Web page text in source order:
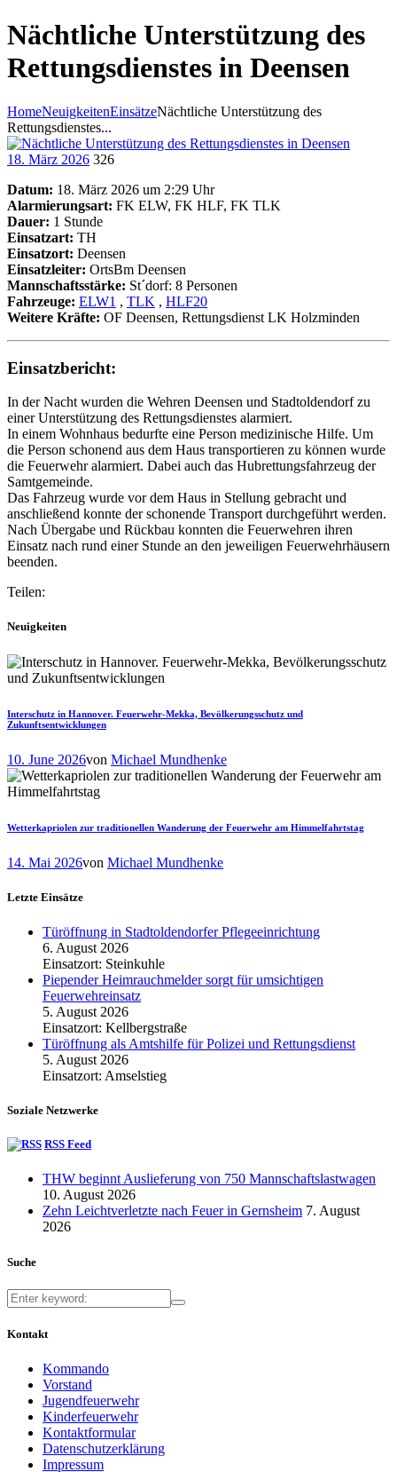
Nächtliche Unterstützung des
Rettungsdienstes in Deensen
HomeNeuigkeitenEinsätzeNächtliche Unterstützung des
Rettungsdienstes...
18. März 2026 326
Datum: 18. März 2026 um 2:29 Uhr
Alarmierungsart: FK ELW, FK HLF, FK TLK
Dauer: 1 Stunde
Einsatzart: TH
Einsatzort: Deensen
Einsatzleiter: OrtsBm Deensen
Mannschaftsstärke: St´dorf: 8 Personen
Fahrzeuge: ELW1 , TLK , HLF20
Weitere Kräfte: OF Deensen, Rettungsdienst LK Holzminden
Einsatzbericht:
In der Nacht wurden die Wehren Deensen und Stadtoldendorf zu
einer Unterstützung des Rettungsdienstes alarmiert.
In einem Wohnhaus bedurfte eine Person medizinische Hilfe. Um
die Person schonend aus dem Haus transportieren zu können wurde
die Feuerwehr alarmiert. Dabei auch das Hubrettungsfahrzeug der
Samtgemeinde.
Das Fahrzeug wurde vor dem Haus in Stellung gebracht und
anschließend konnte der schonende Transport durchgeführt werden.
Nach Übergabe und Rückbau konnten die Feuerwehren ihren
Einsatz nach rund einer Stunde an den jeweiligen Feuerwehrhäusern
beenden.
Teilen:
Neuigkeiten
Interschutz in Hannover. Feuerwehr-Mekka, Bevölkerungsschutz und
Zukunftsentwicklungen
10. June 2026von Michael Mundhenke
Wetterkapriolen zur traditionellen Wanderung der Feuerwehr am Himmelfahrtstag
14. Mai 2026von Michael Mundhenke
Letzte Einsätze
Türöffnung in Stadtoldendorfer Pflegeeinrichtung
6. August 2026
Einsatzort: Steinkuhle
Piepender Heimrauchmelder sorgt für umsichtigen
Feuerwehreinsatz
5. August 2026
Einsatzort: Kellbergstraße
Türöffnung als Amtshilfe für Polizei und Rettungsdienst
5. August 2026
Einsatzort: Amselstieg
Soziale Netzwerke
RSS Feed
THW beginnt Auslieferung von 750 Mannschaftslastwagen
10. August 2026
Zehn Leichtverletzte nach Feuer in Gernsheim 7. August
2026
Suche
Kontakt
Kommando
Vorstand
Jugendfeuerwehr
Kinderfeuerwehr
Kontaktformular
Datenschutzerklärung
Impressum